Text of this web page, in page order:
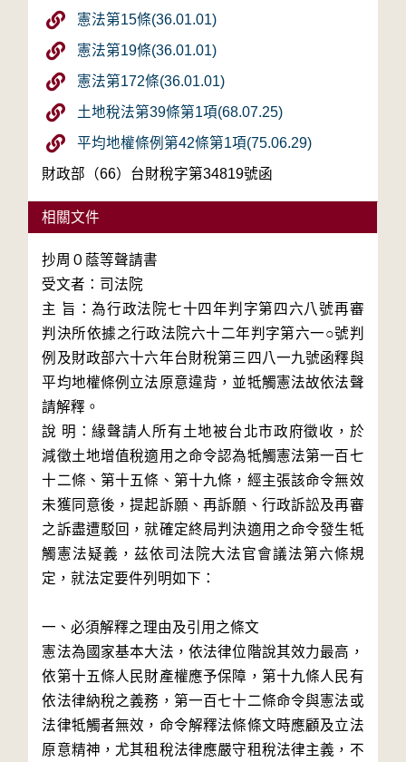
憲法第15條(36.01.01)
憲法第19條(36.01.01)
憲法第172條(36.01.01)
土地稅法第39條第1項(68.07.25)
平均地權條例第42條第1項(75.06.29)
財政部（66）台財稅字第34819號函
相關文件
抄周０蔭等聲請書
受文者：司法院
主 旨：為行政法院七十四年判字第四六八號再審
判決所依據之行政法院六十二年判字第六一○號判
例及財政部六十六年台財稅第三四八一九號函釋與
平均地權條例立法原意違背，並牴觸憲法故依法聲
請解釋。
說 明：緣聲請人所有土地被台北市政府徵收，於
減徵土地增值稅適用之命令認為牴觸憲法第一百七
十二條、第十五條、第十九條，經主張該命令無效
未獲同意後，提起訴願、再訴願、行政訴訟及再審
之訴盡遭駁回，就確定終局判決適用之命令發生牴
觸憲法疑義，茲依司法院大法官會議法第六條規
定，就法定要件列明如下：
一、必須解釋之理由及引用之條文
憲法為國家基本大法，依法律位階說其效力最高，
依第十五條人民財產權應予保障，第十九條人民有
依法律納稅之義務，第一百七十二條命令與憲法或
法律牴觸者無效，命令解釋法條條文時應顧及立法
原意精神，尤其租稅法律應嚴守租稅法律主義，不